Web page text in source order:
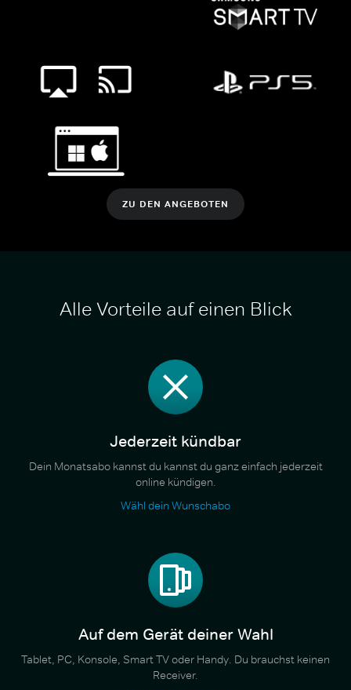
ZU DEN ANGEBOTEN
Alle Vorteile auf einen Blick
Jederzeit kündbar
Dein Monatsabo kannst du kannst du ganz einfach jederzeit
online kündigen.
Wähl dein Wunschabo
Auf dem Gerät deiner Wahl
Tablet, PC, Konsole, Smart TV oder Handy. Du brauchst keinen
Receiver.